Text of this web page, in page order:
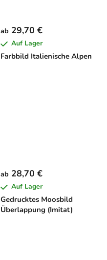
Farbbild Italienische Alpen
ab 29,70 €
Auf Lager
Gedrucktes Moosbild
Überlappung (Imitat)
ab 28,70 €
Auf Lager